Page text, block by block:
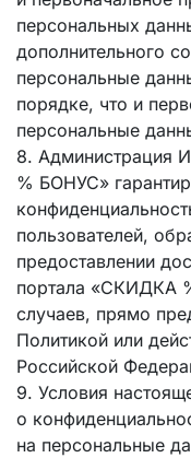
персональных
дополнительного
персональные
порядке, что и
персональные
8. Администрация
% БОНУС»
пользователей,
предоставлении
портала «СКИДКА
случаев, прямо
Политикой или
Российской
9. Условия
о
на персональные